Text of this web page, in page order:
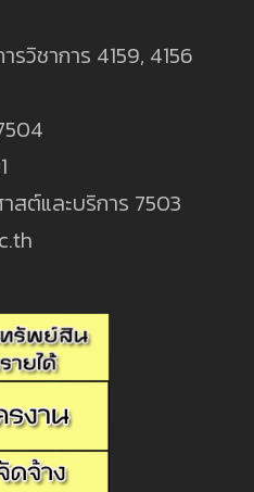
รวิชาการ 4159, 4156
สต์และบริการ 7503